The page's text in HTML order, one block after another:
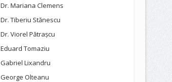
Dr. Mariana Clemens
Dr. Tiberiu Stănescu
Dr. Viorel Pătraşcu
Eduard Tomaziu
Gabriel Lixandru
George Olteanu